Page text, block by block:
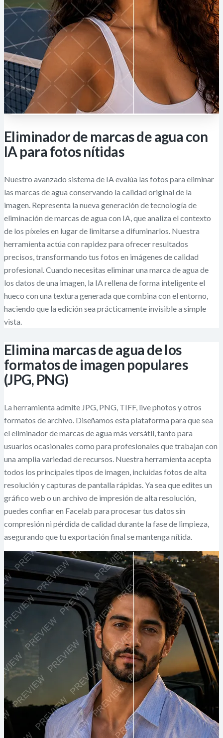
Eliminador de marcas de agua con
IA para fotos nítidas
Nuestro avanzado sistema de IA evalúa las fotos para eliminar
las marcas de agua conservando la calidad original de la
imagen. Representa la nueva generación de tecnología de
eliminación de marcas de agua con IA, que analiza el contexto
de los píxeles en lugar de limitarse a difuminarlos. Nuestra
herramienta actúa con rapidez para ofrecer resultados
precisos, transformando tus fotos en imágenes de calidad
profesional. Cuando necesitas eliminar una marca de agua de
los datos de una imagen, la IA rellena de forma inteligente el
hueco con una textura generada que combina con el entorno,
haciendo que la edición sea prácticamente invisible a simple
vista.
Elimina marcas de agua de los
formatos de imagen populares
(JPG, PNG)
La herramienta admite JPG, PNG, TIFF, live photos y otros
formatos de archivo. Diseñamos esta plataforma para que sea
el eliminador de marcas de agua más versátil, tanto para
usuarios ocasionales como para profesionales que trabajan con
una amplia variedad de recursos. Nuestra herramienta acepta
todos los principales tipos de imagen, incluidas fotos de alta
resolución y capturas de pantalla rápidas. Ya sea que edites un
gráfico web o un archivo de impresión de alta resolución,
puedes confiar en Facelab para procesar tus datos sin
compresión ni pérdida de calidad durante la fase de limpieza,
asegurando que tu exportación final se mantenga nítida.